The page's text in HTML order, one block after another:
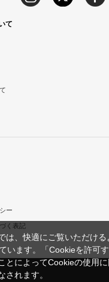
て
ー
く表記
は、快適にご覧いただける
います。「Cookieを許可す
とによってCookieの使用
されます。